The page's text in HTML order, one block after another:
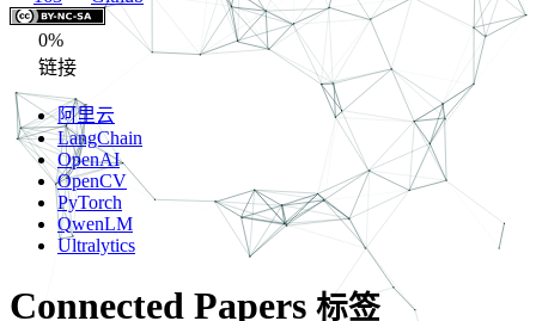
0%
链接
阿里云
LangChain
OpenAI
OpenCV
PyTorch
QwenLM
Ultralytics
Connected Papers 标签